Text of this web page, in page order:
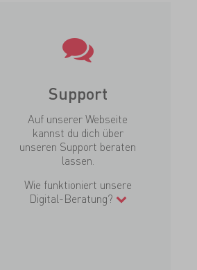
Support
Auf unserer Webseite
kannst du dich über
unseren Support beraten
lassen.
Wie funktioniert unsere
Digital-Beratung?